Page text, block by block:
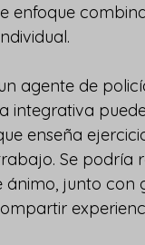
enfoque
agente de
integrativa
enseña
Se
ánimo, junto